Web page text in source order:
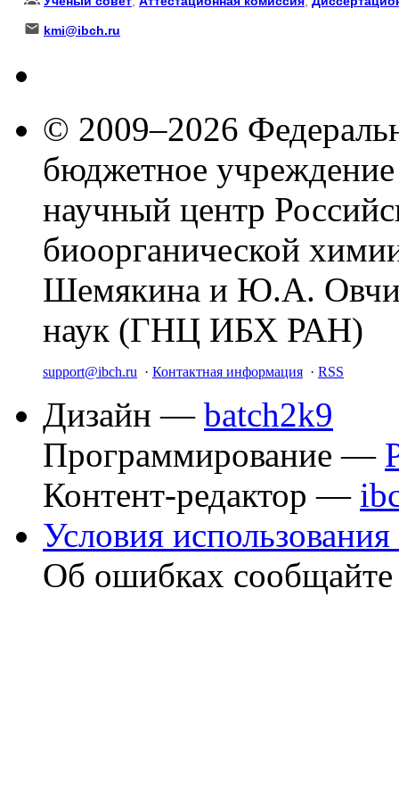
kmi@ibch.ru
© 2009–2026
бюджетное
научный центр
биоорганической
Шемякина и Ю.А.
наук (ГНЦ ИБХ РАН)
support@ibch.ru · Контактная информация · RSS
Дизайн — batch2k9
Программирование —
Контент-редактор —
Условия использования
Об ошибках